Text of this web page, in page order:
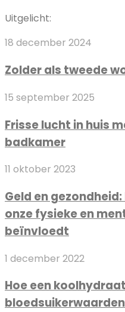
Uitgelicht:
Zolder
tweede
in
stappen
18 december 2024
Zolder als tweede
Frisse
in
huis
goede
in
de
badkamer
15 september 2025
Frisse lucht in huis
badkamer
Geld
gezondheid:
Hoe
financiële
onze
en
mentale
11 oktober 2023
Geld en
onze fysieke en
beïnvloedt
Hoe
koolhydraatarm
dieet
1 december 2022
Hoe een